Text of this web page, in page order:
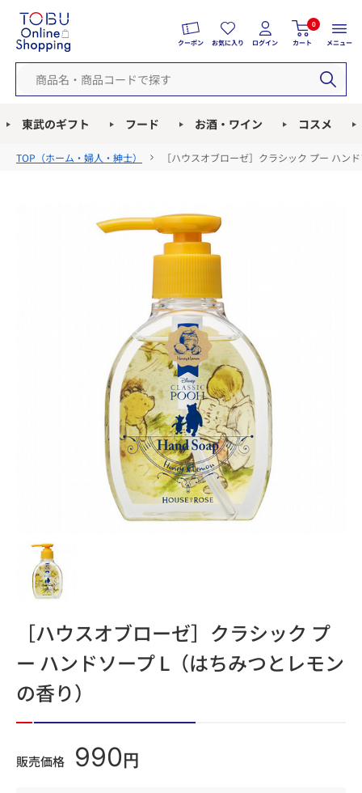
クーポン お気に入り ログイン
0
カート メニュー
東武のギフト フード お酒・ワイン コスメ
TOP（ホーム・婦人・紳士） ［ハウスオブローゼ］クラシック プー ハン
［ハウスオブローゼ］クラシック プ
ー ハンドソープ L（はちみつとレモン
の香り）
販売価格 990 円